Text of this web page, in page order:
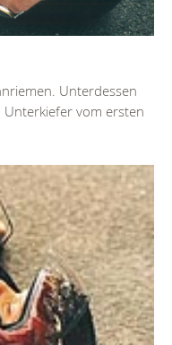
Unterdessen
vom ersten